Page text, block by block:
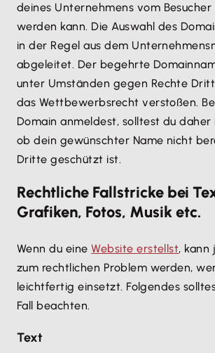
deines Unternehmens vom
werden kann. Die Auswahl des
in der Regel aus dem
abgeleitet. Der begehrte
unter Umständen gegen Rechte
das Wettbewerbsrecht verstoßen.
Domain anmeldest, solltest du daher
ob dein gewünschter Name nicht
Dritte geschützt ist.
Rechtliche Fallstricke bei
Grafiken, Fotos, Musik etc.
Wenn du eineWebsite erstellst, kann
zum rechtlichen Problem werden,
leichtfertig einsetzt. Folgendes
Fall beachten.
Text